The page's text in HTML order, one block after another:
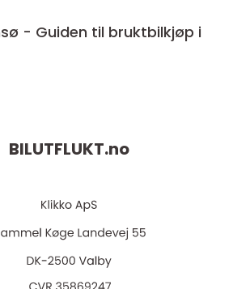
- Guiden til bruktbilkjøp i
BILUTFLUKT.no